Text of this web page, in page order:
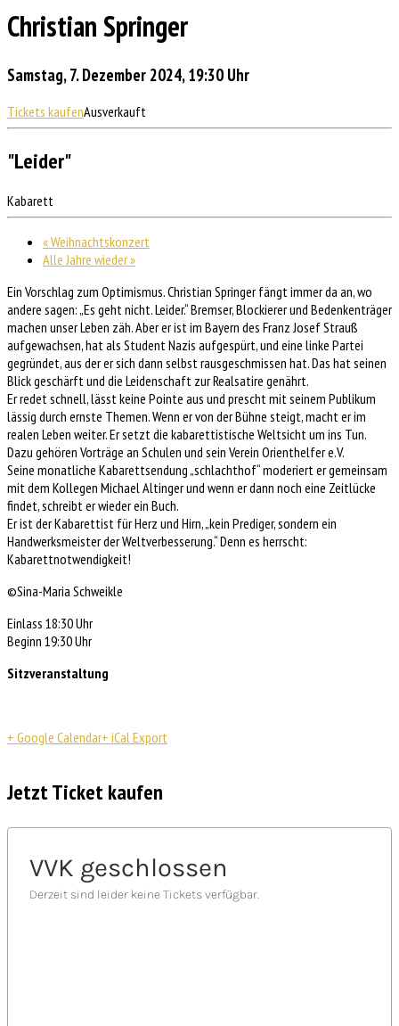
Christian Springer
Samstag, 7. Dezember 2024, 19:30 Uhr
Tickets kaufenAusverkauft
"Leider"
Kabarett
«Weihnachtskonzert
Alle Jahre wieder»
Ein Vorschlag zum Optimismus. Christian Springer fängt immer da an, wo
andere sagen: „Es geht nicht. Leider.“ Bremser, Blockierer und Bedenkenträger
machen unser Leben zäh. Aber er ist im Bayern des Franz Josef Strauß
aufgewachsen, hat als Student Nazis aufgespürt, und eine linke Partei
gegründet, aus der er sich dann selbst rausgeschmissen hat. Das hat seinen
Blick geschärft und die Leidenschaft zur Realsatire genährt.
Er redet schnell, lässt keine Pointe aus und prescht mit seinem Publikum
lässig durch ernste Themen. Wenn er von der Bühne steigt, macht er im
realen Leben weiter. Er setzt die kabarettistische Weltsicht um ins Tun.
Dazu gehören Vorträge an Schulen und sein Verein Orienthelfer e.V.
Seine monatliche Kabarettsendung „schlachthof“ moderiert er gemeinsam
mit dem Kollegen Michael Altinger und wenn er dann noch eine Zeitlücke
findet, schreibt er wieder ein Buch.
Er ist der Kabarettist für Herz und Hirn, „kein Prediger, sondern ein
Handwerksmeister der Weltverbesserung.“ Denn es herrscht:
Kabarettnotwendigkeit!
©Sina-Maria Schweikle
Einlass 18:30 Uhr
Beginn 19:30 Uhr
Sitzveranstaltung
+ Google Calendar+ iCal Export
Jetzt Ticket kaufen